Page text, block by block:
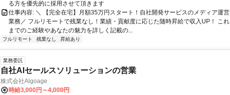
る方を優先的に採用させて頂きます
仕事内容: ＼ 【完全在宅】月額35万円スタート！自社開発サービスのメディア運営
業務／ フルリモートで残業なし！業績・貢献度に応じた随時昇給で収入UP！ これ
までのご経験やあなたの魅力を詳しく記載の...
フルリモート 残業なし 昇給あり
業務委託
自社AIセールスソリューションの営業
株式会社Algoage
時給3,000円～4,000円